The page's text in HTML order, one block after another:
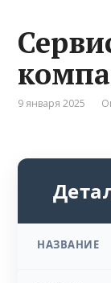
9 января 2025
НАЗВАНИЕ